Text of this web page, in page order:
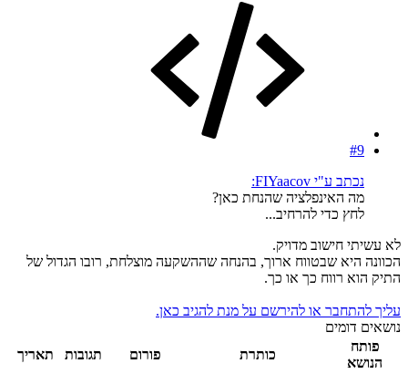
#9
נכתב ע"י FIYaacov:
מה האינפלציה שהנחת כאן?
לחץ כדי להרחיב...
לא עשיתי חישוב מדויק.
הכוונה היא שבטווח ארוך, בהנחה שההשקעה מוצלחת, רובו הגדול של
התיק הוא רווח כך או כך.
עליך להתחבר או להירשם על מנת להגיב כאן.
נושאים דומים
פותח
הנושא
כותרת פורום תגובות תאריך